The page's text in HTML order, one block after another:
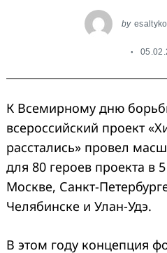
by
К Всемирному дню
всероссийский проект
расстались» провел
для 80 героев проекта в
Москве, Санкт-
Челябинске и Улан-Удэ.
В этом году концепция